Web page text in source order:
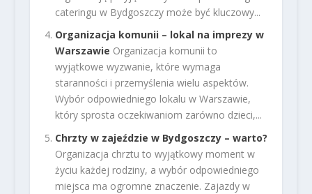
cateringu w Bydgoszczy może być kluczowy...
Organizacja komunii – lokal na imprezy w
Warszawie Organizacja komunii to
wyjątkowe wyzwanie, które wymaga
staranności i przemyślenia wielu aspektów.
Wybór odpowiedniego lokalu w Warszawie,
który sprosta oczekiwaniom zarówno dzieci,...
Chrzty w zajeździe w Bydgoszczy – warto?
Organizacja chrztu to wyjątkowy moment w
życiu każdej rodziny, a wybór odpowiedniego
miejsca ma ogromne znaczenie. Zajazdy w